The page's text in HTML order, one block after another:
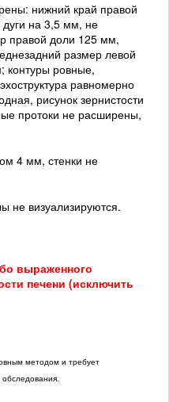
нижний край правой
дуги на 3,5 мм, не
правой доли 125 мм,
размер левой
контуры ровные,
равномерно
рисунок зернистости
протоки не расширены,
4 мм, стенки не
не визуализируются.
выраженного
печени (исключить
методом и требует